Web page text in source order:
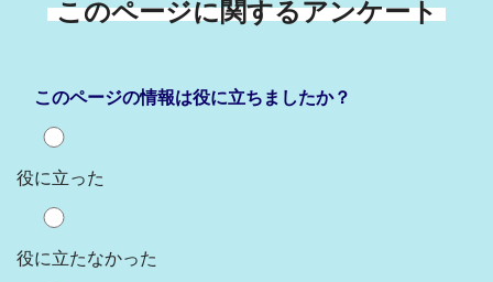
このページに関するアンケート
このページの情報は役に立ちましたか？
役に立った
役に立たなかった